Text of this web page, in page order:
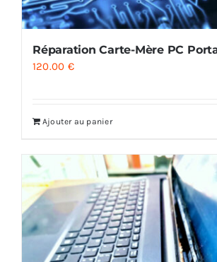
Réparation Carte-Mère PC
120.00 €
Ajouter au panier